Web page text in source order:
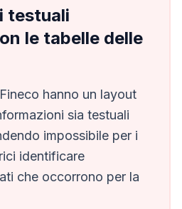
testuali
le tabelle delle
Fineco hanno un layout
sia testuali
impossibile per i
identificare
che occorrono per la